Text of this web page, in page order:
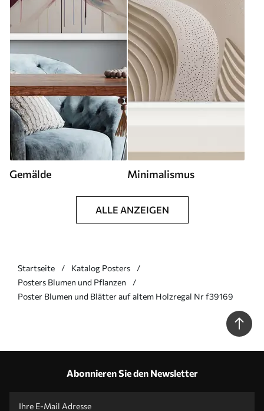
Gemälde Minimalismus
ALLE ANZEIGEN
Startseite
Katalog Posters
Posters Blumen und Pflanzen
Poster Blumen und Blätter auf altem Holzregal Nr f39169
Abonnieren Sie den Newsletter